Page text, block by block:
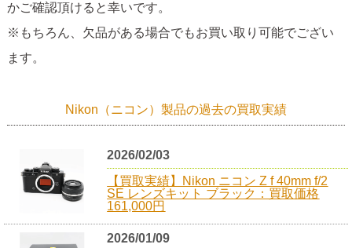
かご確認頂けると幸いです。
※もちろん、欠品がある場合でもお買い取り可能でござい
ます。
Nikon（ニコン）製品の過去の買取実績
2026/02/03
【買取実績】Nikon ニコン Z f 40mm f/2
SE レンズキット ブラック：買取価格
161,000円
2026/01/09